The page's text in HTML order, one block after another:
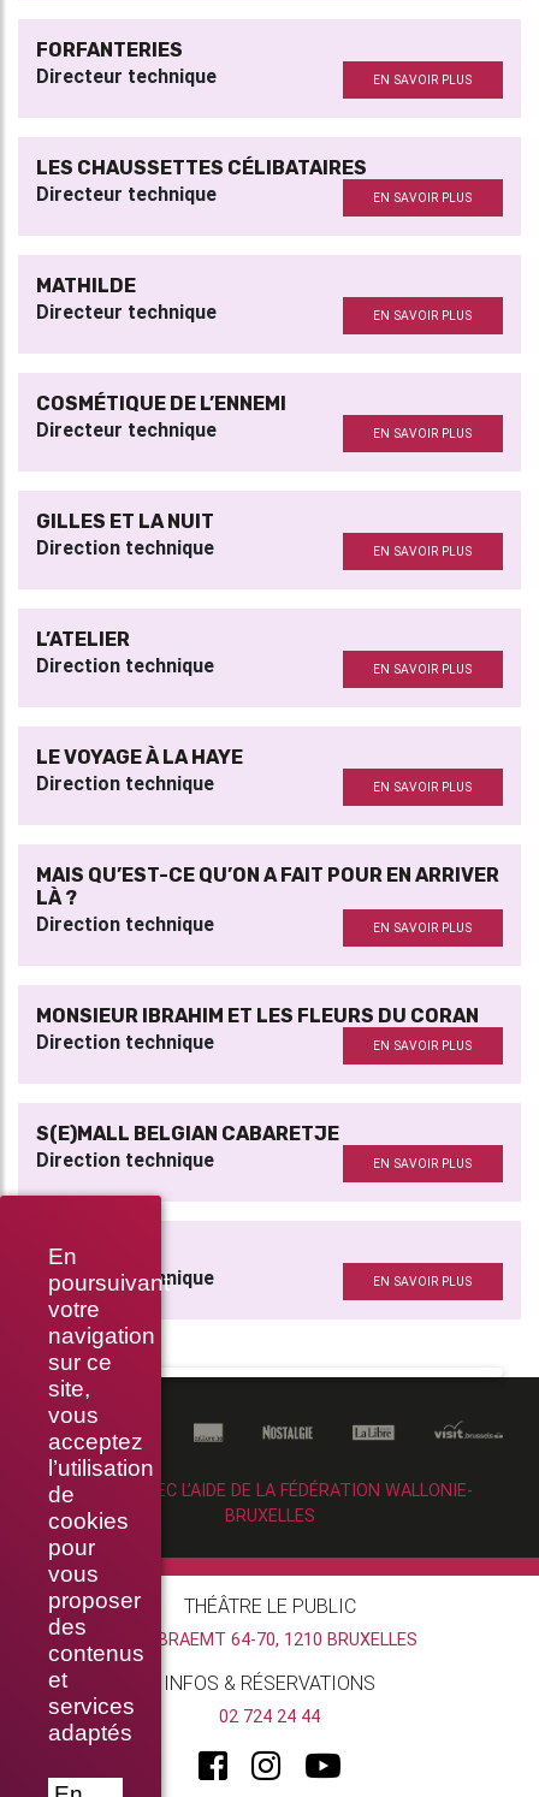
En
poursuivant
votre
navigation
sur ce
site,
vous
acceptez
l’utilisation
de
cookies
pour
vous
proposer
des
contenus
et
services
adaptés
FORFANTERIES
Directeur technique EN SAVOIR PLUS
LES CHAUSSETTES CÉLIBATAIRES
Directeur technique EN SAVOIR PLUS
MATHILDE
Directeur technique EN SAVOIR PLUS
COSMÉTIQUE DE L’ENNEMI
Directeur technique EN SAVOIR PLUS
GILLES ET LA NUIT
Direction technique EN SAVOIR PLUS
L’ATELIER
Direction technique EN SAVOIR PLUS
LE VOYAGE À LA HAYE
Direction technique EN SAVOIR PLUS
MAIS QU’EST-CE QU’ON A FAIT POUR EN ARRIVER
LÀ ?
Direction technique EN SAVOIR PLUS
MONSIEUR IBRAHIM ET LES FLEURS DU CORAN
Direction technique EN SAVOIR PLUS
S(E)MALL BELGIAN CABARETJE
Direction technique EN SAVOIR PLUS
TRAHISONS
Direction technique EN SAVOIR PLUS
RÉALISÉ AVEC L’AIDE DE LA FÉDÉRATION WALLONIE-
BRUXELLES
THÉÂTRE LE PUBLIC
RUE BRAEMT 64-70, 1210 BRUXELLES
INFOS & RÉSERVATIONS
02 724 24 44